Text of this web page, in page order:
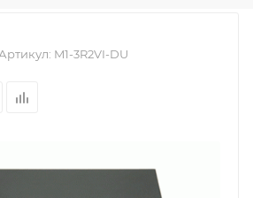
Артикул: M1-3R2VI-DU